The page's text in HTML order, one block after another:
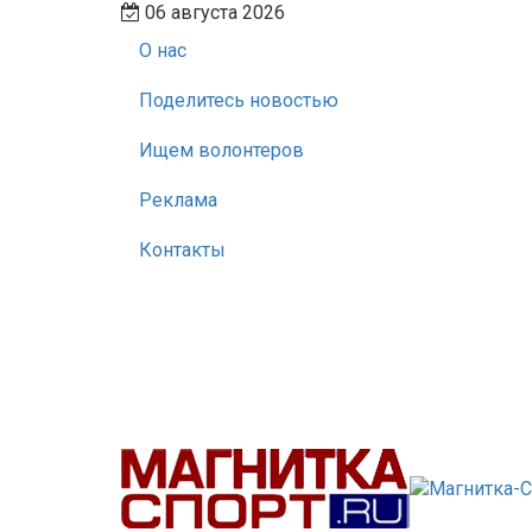
06 августа 2026
О нас
Поделитесь новостью
Ищем волонтеров
Реклама
Контакты